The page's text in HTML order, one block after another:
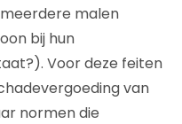
malen
bij hun
Voor deze feiten
van
normen die